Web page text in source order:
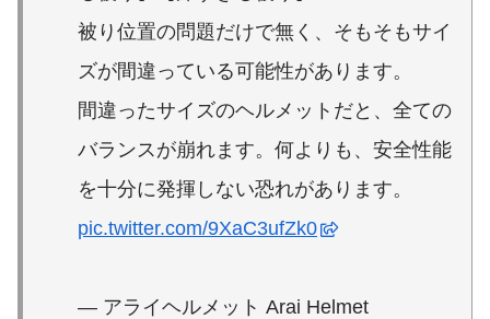
被り位置の問題だけで無く、そもそもサイ
ズが間違っている可能性があります。
間違ったサイズのヘルメットだと、全ての
バランスが崩れます。何よりも、安全性能
を十分に発揮しない恐れがあります。
pic.twitter.com/9XaC3ufZk0
— アライヘルメット Arai Helmet